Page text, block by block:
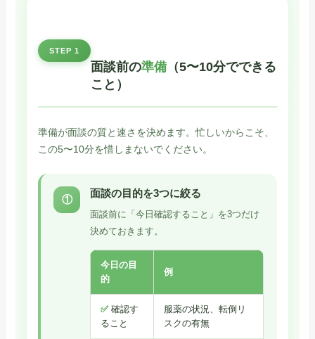
STEP 1
面談前の準備（5〜10分でできる
こと）
準備が面談の質と速さを決めます。忙しいからこそ、
この5〜10分を惜しまないでください。
①
面談の目的を3つに絞る
面談前に「今日確認すること」を3つだけ
決めておきます。
今日の目
的
例
✅ 確認す
ること
服薬の状況、転倒リ
スクの有無